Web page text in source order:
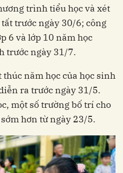
trình tiểu học và xét
trước ngày 30/6; công
6 và lớp 10 năm học
trước ngày 31/7.
năm học của học sinh
ra trước ngày 31/5.
một số trường bố trí cho
hơn từ ngày 23/5.